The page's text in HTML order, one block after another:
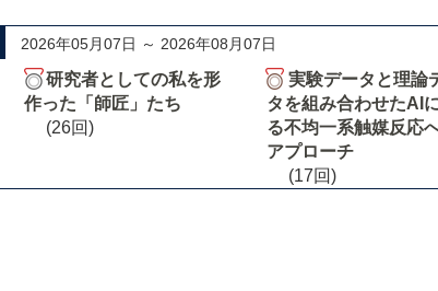
2026年05月07日 ～ 2026年08月07日
研究者としての私を形
作った「師匠」たち
(26回)
実験データと理論
タを組み合わせたAI
る不均一系触媒反応
アプローチ
(17回)